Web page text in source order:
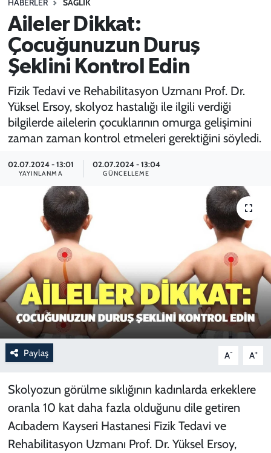
HABERLER SAĞLIK
Aileler Dikkat:
Çocuğunuzun Duruş
Şeklini Kontrol Edin
Fizik Tedavi ve Rehabilitasyon Uzmanı Prof. Dr.
Yüksel Ersoy, skolyoz hastalığı ile ilgili verdiği
bilgilerde ailelerin çocuklarının omurga gelişimini
zaman zaman kontrol etmeleri gerektiğini söyledi.
02.07.2024 - 13:01
YAYINLANMA
02.07.2024 - 13:04
GÜNCELLEME
Paylaş A- A+
Skolyozun görülme sıklığının kadınlarda erkeklere
oranla 10 kat daha fazla olduğunu dile getiren
Acıbadem Kayseri Hastanesi Fizik Tedavi ve
Rehabilitasyon Uzmanı Prof. Dr. Yüksel Ersoy,
SPOR
TEKNOLOJİ
YAŞAM